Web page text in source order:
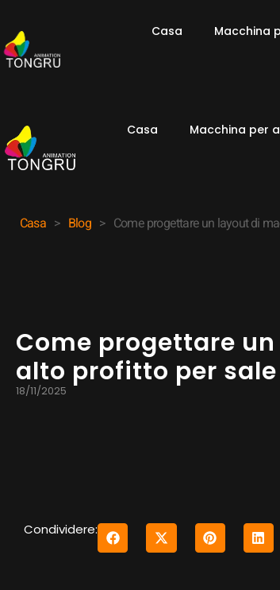
Casa Macchina
Casa Macchina per
Casa > Blog > Come progettare un layout di
Come progettare
alto profitto per sale
18/11/2025
Condividere: